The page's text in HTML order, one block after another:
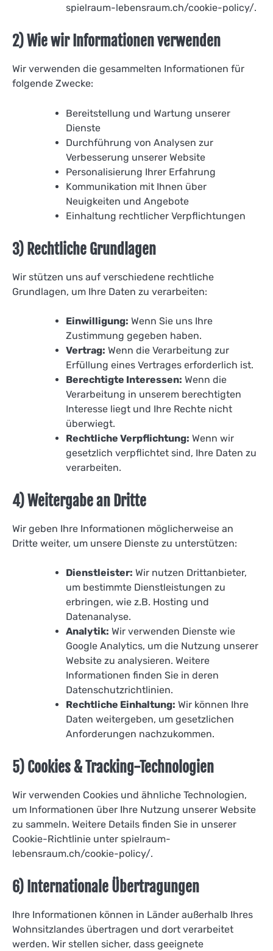
spielraum-lebensraum.ch/cookie-policy/.
2) Wie wir Informationen verwenden
Wir verwenden die gesammelten Informationen für
folgende Zwecke:
Bereitstellung und Wartung unserer
Dienste
Durchführung von Analysen zur
Verbesserung unserer Website
Personalisierung Ihrer Erfahrung
Kommunikation mit Ihnen über
Neuigkeiten und Angebote
Einhaltung rechtlicher Verpflichtungen
3) Rechtliche Grundlagen
Wir stützen uns auf verschiedene rechtliche
Grundlagen, um Ihre Daten zu verarbeiten:
Einwilligung: Wenn Sie uns Ihre
Zustimmung gegeben haben.
Vertrag: Wenn die Verarbeitung zur
Erfüllung eines Vertrages erforderlich ist.
Berechtigte Interessen: Wenn die
Verarbeitung in unserem berechtigten
Interesse liegt und Ihre Rechte nicht
überwiegt.
Rechtliche Verpflichtung: Wenn wir
gesetzlich verpflichtet sind, Ihre Daten zu
verarbeiten.
4) Weitergabe an Dritte
Wir geben Ihre Informationen möglicherweise an
Dritte weiter, um unsere Dienste zu unterstützen:
Dienstleister: Wir nutzen Drittanbieter,
um bestimmte Dienstleistungen zu
erbringen, wie z.B. Hosting und
Datenanalyse.
Analytik: Wir verwenden Dienste wie
Google Analytics, um die Nutzung unserer
Website zu analysieren. Weitere
Informationen finden Sie in deren
Datenschutzrichtlinien.
Rechtliche Einhaltung: Wir können Ihre
Daten weitergeben, um gesetzlichen
Anforderungen nachzukommen.
5) Cookies & Tracking-Technologien
Wir verwenden Cookies und ähnliche Technologien,
um Informationen über Ihre Nutzung unserer Website
zu sammeln. Weitere Details finden Sie in unserer
Cookie-Richtlinie unter spielraum-
lebensraum.ch/cookie-policy/.
6) Internationale Übertragungen
Ihre Informationen können in Länder außerhalb Ihres
Wohnsitzlandes übertragen und dort verarbeitet
werden. Wir stellen sicher, dass geeignete